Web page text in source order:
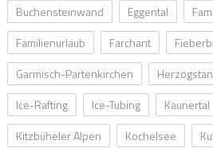
Buchensteinwand
Eggental
Familienurlaub
Farchant
Garmisch-Partenkirchen
Ice-Rafting
Ice-Tubing Kaunertal
Kitzbüheler Alpen
Kochelsee